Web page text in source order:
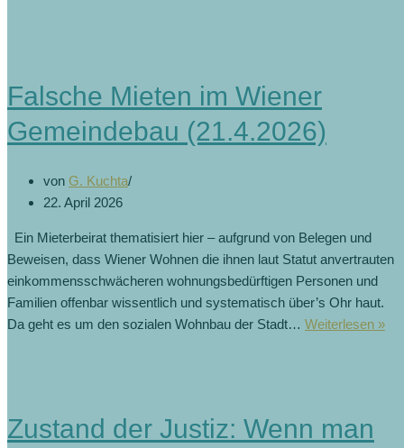
Falsche Mieten im Wiener
Gemeindebau (21.4.2026)
von G. Kuchta
22. April 2026
Ein Mieterbeirat thematisiert hier – aufgrund von Belegen und
Beweisen, dass Wiener Wohnen die ihnen laut Statut anvertrauten
einkommensschwächeren wohnungsbedürftigen Personen und
Familien offenbar wissentlich und systematisch über’s Ohr haut.
Da geht es um den sozialen Wohnbau der Stadt… Weiterlesen »
Zustand der Justiz: Wenn man